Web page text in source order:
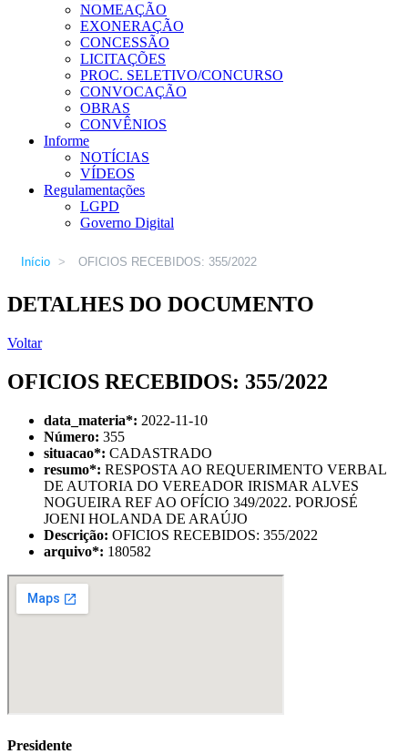
NOMEAÇÃO
EXONERAÇÃO
CONCESSÃO
LICITAÇÕES
PROC. SELETIVO/CONCURSO
CONVOCAÇÃO
OBRAS
CONVÊNIOS
Informe
NOTÍCIAS
VÍDEOS
Regulamentações
LGPD
Governo Digital
Início > OFICIOS RECEBIDOS: 355/2022
DETALHES DO DOCUMENTO
Voltar
OFICIOS RECEBIDOS: 355/2022
data_materia*: 2022-11-10
Número: 355
situacao*: CADASTRADO
resumo*: RESPOSTA AO REQUERIMENTO VERBAL
DE AUTORIA DO VEREADOR IRISMAR ALVES
NOGUEIRA REF AO OFÍCIO 349/2022. PORJOSÉ
JOENI HOLANDA DE ARAÚJO
Descrição: OFICIOS RECEBIDOS: 355/2022
arquivo*: 180582
Presidente